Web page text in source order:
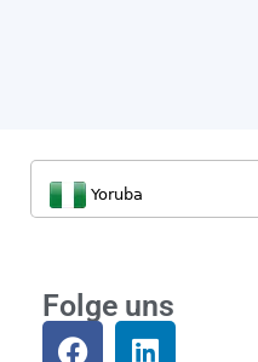
Yoruba
Folge uns